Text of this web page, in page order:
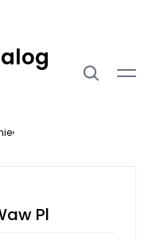
›
Pl